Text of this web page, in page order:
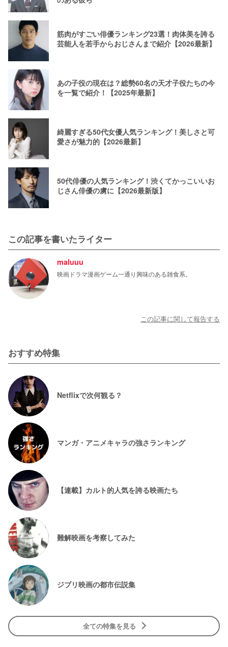
筋肉がすごい俳優ランキング23選！肉体美を誇る
芸能人を若手からおじさんまで紹介【2026最新】
あの子役の現在は？総勢60名の天才子役たちの今
を一覧で紹介！【2025年最新】
綺麗すぎる50代女優人気ランキング！美しさと可
愛さが魅力的【2026最新】
50代俳優の人気ランキング！渋くてかっこいいお
じさん俳優の虜に【2026最新版】
この記事を書いたライター
maluuu
映画ドラマ漫画ゲーム一通り興味のある雑食系。
この記事に関して報告する
おすすめ特集
Netflixで次何観る？
マンガ・アニメキャラの強さランキング
【連載】カルト的人気を誇る映画たち
難解映画を考察してみた
ジブリ映画の都市伝説集
全ての特集を見る